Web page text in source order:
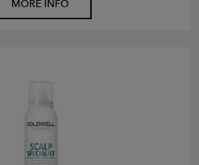
MORE INFO